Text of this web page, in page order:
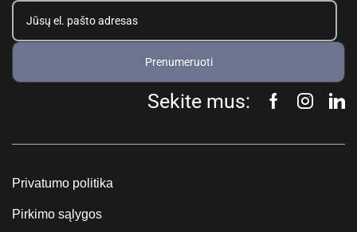
Prenumeruoti
Sekite mus:
Privatumo politika
Pirkimo sąlygos